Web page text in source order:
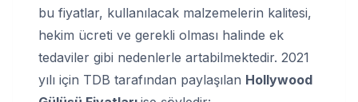
bu fiyatlar, kullanılacak malzemelerin kalitesi,
hekim ücreti ve gerekli olması halinde ek
tedaviler gibi nedenlerle artabilmektedir. 2021
yılı için TDB tarafından paylaşılan Hollywood